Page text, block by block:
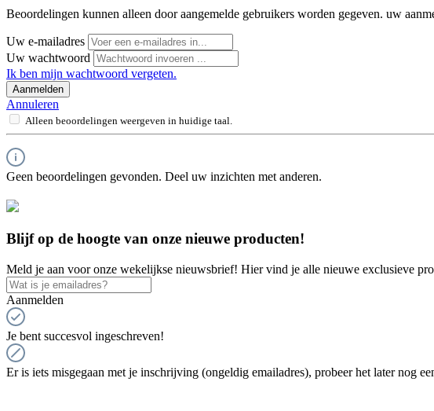
Beoordelingen kunnen alleen door aangemelde gebruikers worden gegeven. uw
Uw e-mailadres
Uw wachtwoord
Ik ben mijn wachtwoord vergeten.
Aanmelden
Annuleren
Alleen beoordelingen weergeven in huidige taal.
Geen beoordelingen gevonden. Deel uw inzichten met anderen.
Blijf op de hoogte van onze nieuwe producten!
Meld je aan voor onze wekelijkse nieuwsbrief! Hier vind je alle nieuwe exclusieve
Aanmelden
Je bent succesvol ingeschreven!
Er is iets misgegaan met je inschrijving (ongeldig emailadres), probeer het later nog